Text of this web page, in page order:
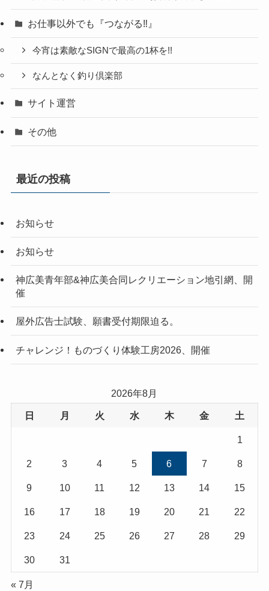
お仕事以外でも『つながる‼』
今宵は素敵なSIGNで最高の1杯を!!
なんとなく釣り倶楽部
サイト運営
その他
最近の投稿
お知らせ
お知らせ
神広美青年部&神広美合同レクリエーション地引網、開
催
屋外広告士試験、願書受付期限迫る。
チャレンジ！ものづくり体験工房2026、開催
2026年8月
日 月 火 水 木 金 土
1
2 3 4 5 6 7 8
9 10 11 12 13 14 15
16 17 18 19 20 21 22
23 24 25 26 27 28 29
30 31
« 7月